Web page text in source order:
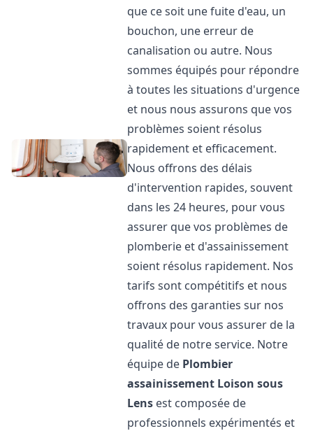
que ce soit une fuite d'eau, un
bouchon, une erreur de
canalisation ou autre. Nous
sommes équipés pour répondre
à toutes les situations d'urgence
et nous nous assurons que vos
problèmes soient résolus
rapidement et efficacement.
Nous offrons des délais
d'intervention rapides, souvent
dans les 24 heures, pour vous
assurer que vos problèmes de
plomberie et d'assainissement
soient résolus rapidement. Nos
tarifs sont compétitifs et nous
offrons des garanties sur nos
travaux pour vous assurer de la
qualité de notre service. Notre
équipe de Plombier
assainissement Loison sous
Lens est composée de
professionnels expérimentés et